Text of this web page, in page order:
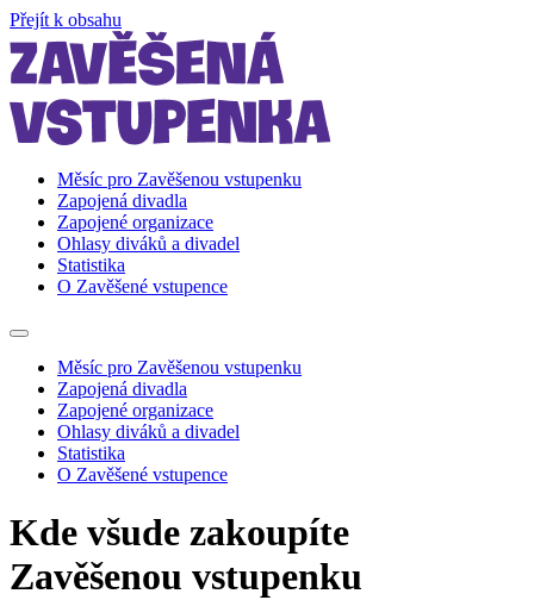
Přejít k obsahu
Měsíc pro Zavěšenou vstupenku
Zapojená divadla
Zapojené organizace
Ohlasy diváků a divadel
Statistika
O Zavěšené vstupence
Měsíc pro Zavěšenou vstupenku
Zapojená divadla
Zapojené organizace
Ohlasy diváků a divadel
Statistika
O Zavěšené vstupence
Kde všude zakoupíte
Zavěšenou vstupenku